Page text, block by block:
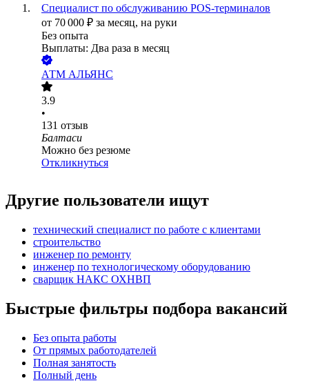
Специалист по обслуживанию POS-терминалов
от 70 000 ₽ за месяц, на руки
Без опыта
Выплаты: Два раза в месяц
АТМ АЛЬЯНС
3.9
•
131 отзыв
Балтаси
Можно без резюме
Откликнуться
Другие пользователи ищут
технический специалист по работе с клиентами
строительство
инженер по ремонту
инженер по технологическому оборудованию
сварщик НАКС ОХНВП
Быстрые фильтры подбора вакансий
Без опыта работы
От прямых работодателей
Полная занятость
Полный день